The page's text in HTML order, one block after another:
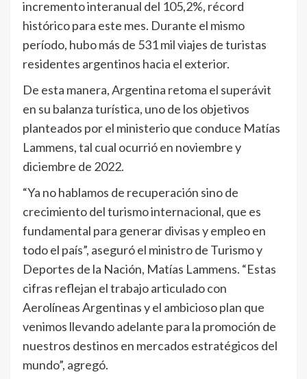
incremento interanual del 105,2%, récord
histórico para este mes. Durante el mismo
período, hubo más de 531 mil viajes de turistas
residentes argentinos hacia el exterior.
De esta manera, Argentina retoma el superávit
en su balanza turística, uno de los objetivos
planteados por el ministerio que conduce Matías
Lammens, tal cual ocurrió en noviembre y
diciembre de 2022.
“Ya no hablamos de recuperación sino de
crecimiento del turismo internacional, que es
fundamental para generar divisas y empleo en
todo el país”, aseguró el ministro de Turismo y
Deportes de la Nación, Matías Lammens. “Estas
cifras reflejan el trabajo articulado con
Aerolíneas Argentinas y el ambicioso plan que
venimos llevando adelante para la promoción de
nuestros destinos en mercados estratégicos del
mundo”, agregó.